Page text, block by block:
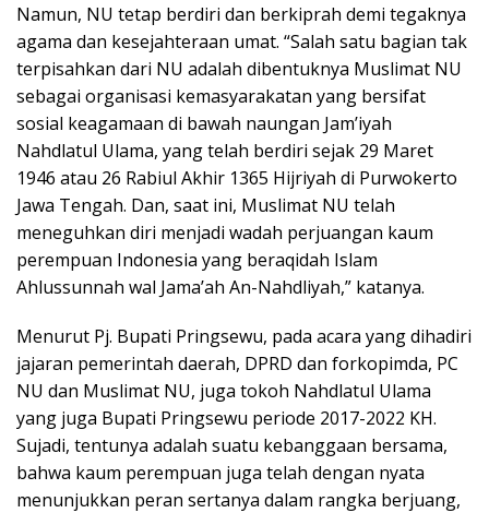
Namun, NU tetap berdiri dan berkiprah demi tegaknya
agama dan kesejahteraan umat. “Salah satu bagian tak
terpisahkan dari NU adalah dibentuknya Muslimat NU
sebagai organisasi kemasyarakatan yang bersifat
sosial keagamaan di bawah naungan Jam’iyah
Nahdlatul Ulama, yang telah berdiri sejak 29 Maret
1946 atau 26 Rabiul Akhir 1365 Hijriyah di Purwokerto
Jawa Tengah. Dan, saat ini, Muslimat NU telah
meneguhkan diri menjadi wadah perjuangan kaum
perempuan Indonesia yang beraqidah Islam
Ahlussunnah wal Jama’ah An-Nahdliyah,” katanya.
Menurut Pj. Bupati Pringsewu, pada acara yang dihadiri
jajaran pemerintah daerah, DPRD dan forkopimda, PC
NU dan Muslimat NU, juga tokoh Nahdlatul Ulama
yang juga Bupati Pringsewu periode 2017-2022 KH.
Sujadi, tentunya adalah suatu kebanggaan bersama,
bahwa kaum perempuan juga telah dengan nyata
menunjukkan peran sertanya dalam rangka berjuang,